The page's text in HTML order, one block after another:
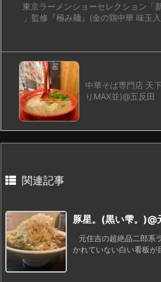
東京ラーメンショーセレクション「
」監修『極み麺』(金の鶏中華 味玉
中華そば専門店 天
りMAX並)@五反田
関連記事
豚星。(黒い雫。)@
元住吉の超絶品二郎系
かれていない白い看板が